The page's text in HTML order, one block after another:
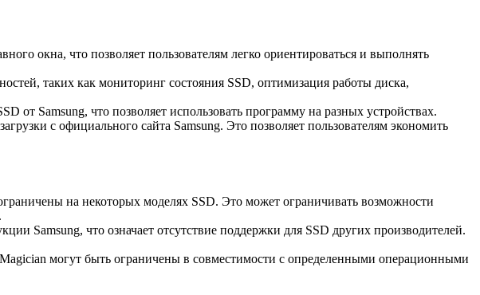
окна, что позволяет пользователям легко ориентироваться и выполнять
таких как мониторинг состояния SSD, оптимизация работы диска,
Samsung, что позволяет использовать программу на разных устройствах.
с официального сайта Samsung. Это позволяет пользователям экономить
на некоторых моделях SSD. Это может ограничивать возможности
Samsung, что означает отсутствие поддержки для SSD других производителей.
могут быть ограничены в совместимости с определенными операционными